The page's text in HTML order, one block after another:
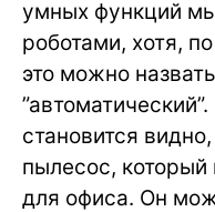
умных функций
роботами, хотя,
это можно
становится
пылесос, который
для офиса. Он